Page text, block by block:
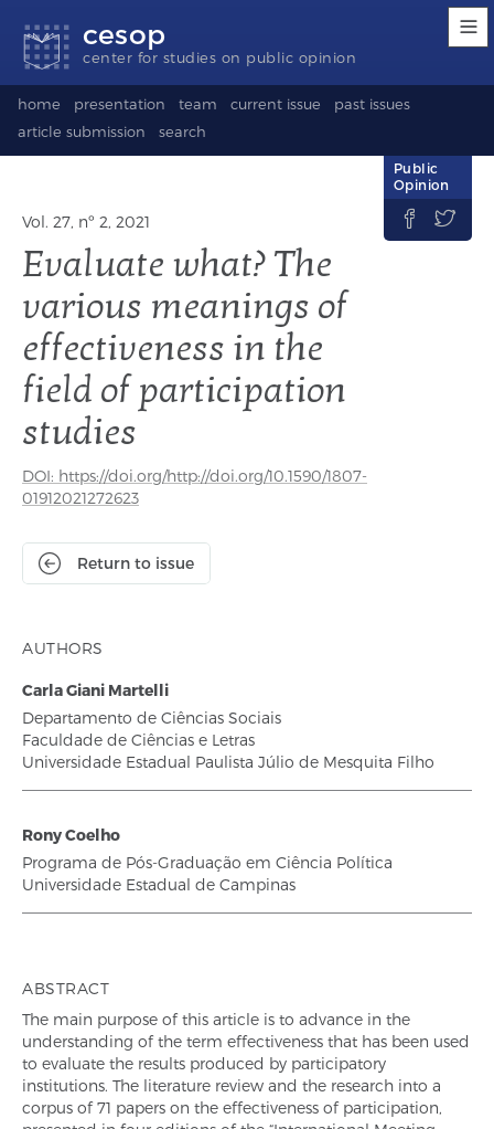
links
content
footer
selection
(Seletor
idioma)
cesop
center for studies on public opinion
home presentation team current issue
past issues
article submission
search
Vol. 27, nº 2, 2021
Evaluate what? The
various meanings of
effectiveness in the
field of participation
studies
DOI: https://doi.org/http://doi.org/10.1590/1807-
01912021272623
Return to issue
Public
Opinion
 
AUTHORS
Carla Giani Martelli
Departamento de Ciências Sociais
Faculdade de Ciências e Letras
Universidade Estadual Paulista Júlio de Mesquita Filho
Rony Coelho
Programa de Pós-Graduação em Ciência Política
Universidade Estadual de Campinas
ABSTRACT
The main purpose of this article is to advance in the
understanding of the term effectiveness that has been used
to evaluate the results produced by participatory
institutions. The literature review and the research into a
corpus of 71 papers on the effectiveness of participation,